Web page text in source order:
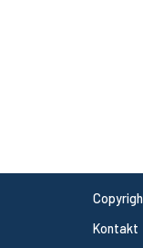
Kontakt